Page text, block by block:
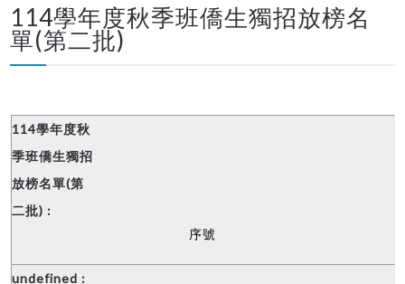
114學年度秋季班僑生獨招放榜名
單(第二批)
序號